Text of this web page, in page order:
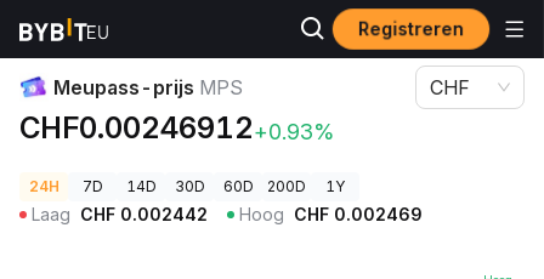
Registreren
Cryptoprijzen
Meupass-prijs MPS
CHF0.00246912+0.93%
CHF
24H 7D 14D 30D 60D 200D 1Y
Laag CHF 0.002442 Hoog CHF 0.002469